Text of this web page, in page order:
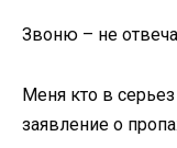
Звоню – не
Меня кто в
заявление о